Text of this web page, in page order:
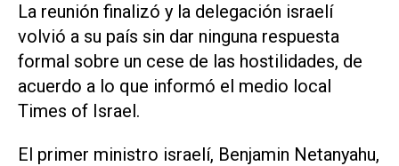
La reunión finalizó y la delegación israelí
volvió a su país sin dar ninguna respuesta
formal sobre un cese de las hostilidades, de
acuerdo a lo que informó el medio local
Times of Israel.
El primer ministro israelí, Benjamin Netanyahu,